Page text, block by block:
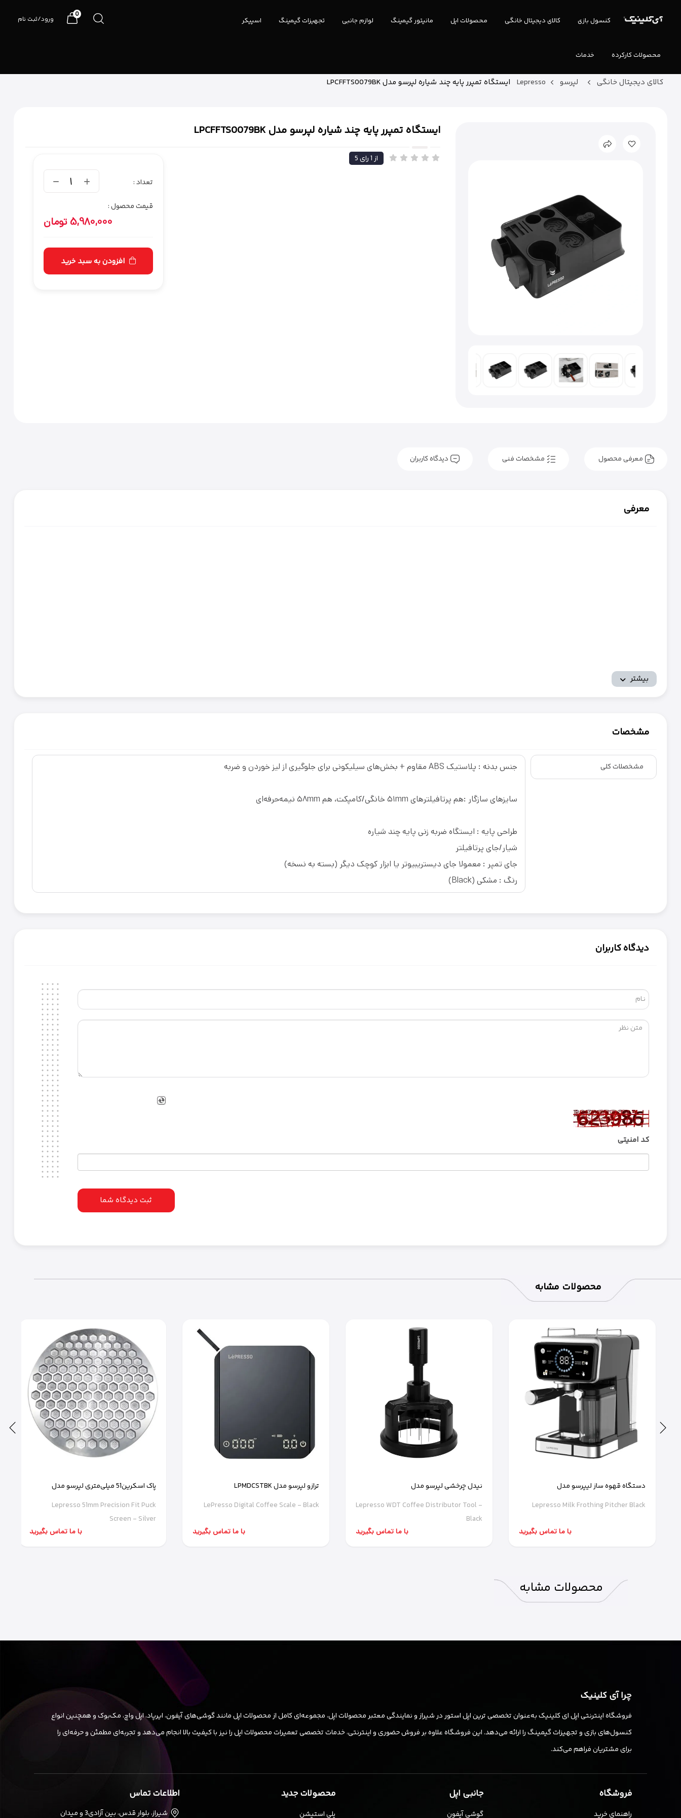
کنسول بازی کالای دیجیتال خانگی محصولات اپل مانیتور گیمینگ لوازم جانبی تجهیزات گیمینگ اسپیکر
محصولات کارکرده خدمات
ورود/ثبت نام
0
کالای دیجیتال خانگی لپرسو Lepresso ایستگاه تمپرر پایه چند شیاره لپرسو مدل LPCFFTS0079BK
ایستگاه تمپرر پایه چند شیاره لپرسو مدل LPCFFTS0079BK
5 از1رای
تعداد : 1
قیمت محصول :
5,980,000 تومان
افزودن به سبد خرید
معرفی محصول مشخصات فنی دیدگاه کاربران
معرفی
بیشتر
مشخصات
مشخصلات کلی جنس بدنه : پلاستیک ABS مقاوم + بخش‌های سیلیکونی برای جلوگیری از لیز خوردن و ضربه
سایزهای سازگار :هم پرتافیلترهای ۵۱mm خانگی/کامپکت، هم ۵۸mm نیمه‌حرفه‌ای​
طراحی پایه : ایستگاه ضربه زنی پایه چند شیاره
شیار/جای پرتافیلتر
جای تمپر : معمولا جای دیستریبیوتر یا ابزار کوچک دیگر (بسته به نسخه)​
رنگ : مشکی (Black)
دیدگاه کاربران
کد امنیتی
ثبت دیدگاه شما
محصولات مشابه
دستگاه قهوه ساز لیپرسو مدل
LPCFFTEM0070
Lepresso Milk Frothing Pitcher Black
با ما تماس بگیرید
نیدل چرخشی لپرسو مدل
LPCFFNDT0081BK
Lepresso WDT Coffee Distributor Tool -
Black
با ما تماس بگیرید
ترازو لپرسو مدل LPMDCSTBK
LePresso Digital Coffee Scale - Black
با ما تماس بگیرید
پاک اسکرین51 میلی‌متری لپرسو مدل
LPCFFPS0071SL
Lepresso 51mm Precision Fit Puck
Screen - Silver
با ما تماس بگیرید
محصولات مشابه
چرا آی کلینیک
فروشگاه اینترنتی اپل ای کلینیک به‌عنوان تخصصی ترین اپل استور در شیراز و نمایندگی معتبر محصولات اپل، مجموعه‌ای کامل از محصولات اپل مانند گوشی‌های آیفون، ایرپاد، اپل واچ، مک‌بوک و همچنین انواع
کنسول‌های بازی و تجهیزات گیمینگ را ارائه می‌دهد. این فروشگاه علاوه بر فروش حضوری و اینترنتی، خدمات تخصصی تعمیرات محصولات اپل را نیز با کیفیت بالا انجام می‌دهد و تجربه‌ای مطمئن و حرفه‌ای را
برای مشتریان فراهم می‌کند.
فروشگاه
راهنمای خرید
جانبی اپل
گوشی آیفون
محصولات جدید
پلی استیشن
اطلاعات تماس
شیراز، بلوار قدس، بین آزادی3 و میدان